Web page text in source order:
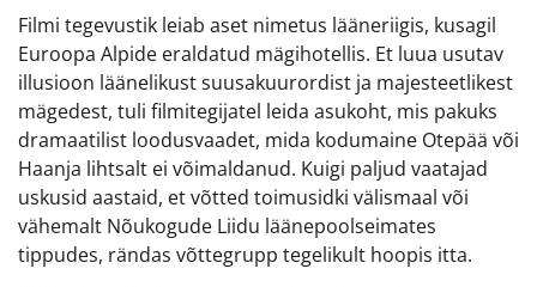
Filmi tegevustik leiab aset nimetus lääneriigis, kusagil
Euroopa Alpide eraldatud mägihotellis. Et luua usutav
illusioon läänelikust suusakuurordist ja majesteetlikest
mägedest, tuli filmitegijatel leida asukoht, mis pakuks
dramaatilist loodusvaadet, mida kodumaine Otepää või
Haanja lihtsalt ei võimaldanud. Kuigi paljud vaatajad
uskusid aastaid, et võtted toimusidki välismaal või
vähemalt Nõukogude Liidu läänepoolseimates
tippudes, rändas võttegrupp tegelikult hoopis itta.